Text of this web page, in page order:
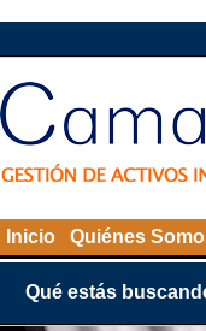
Inicio Quiénes
Qué estás